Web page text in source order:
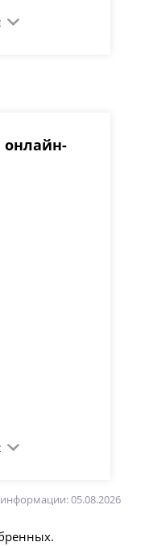
онлайн-
05.08.2026